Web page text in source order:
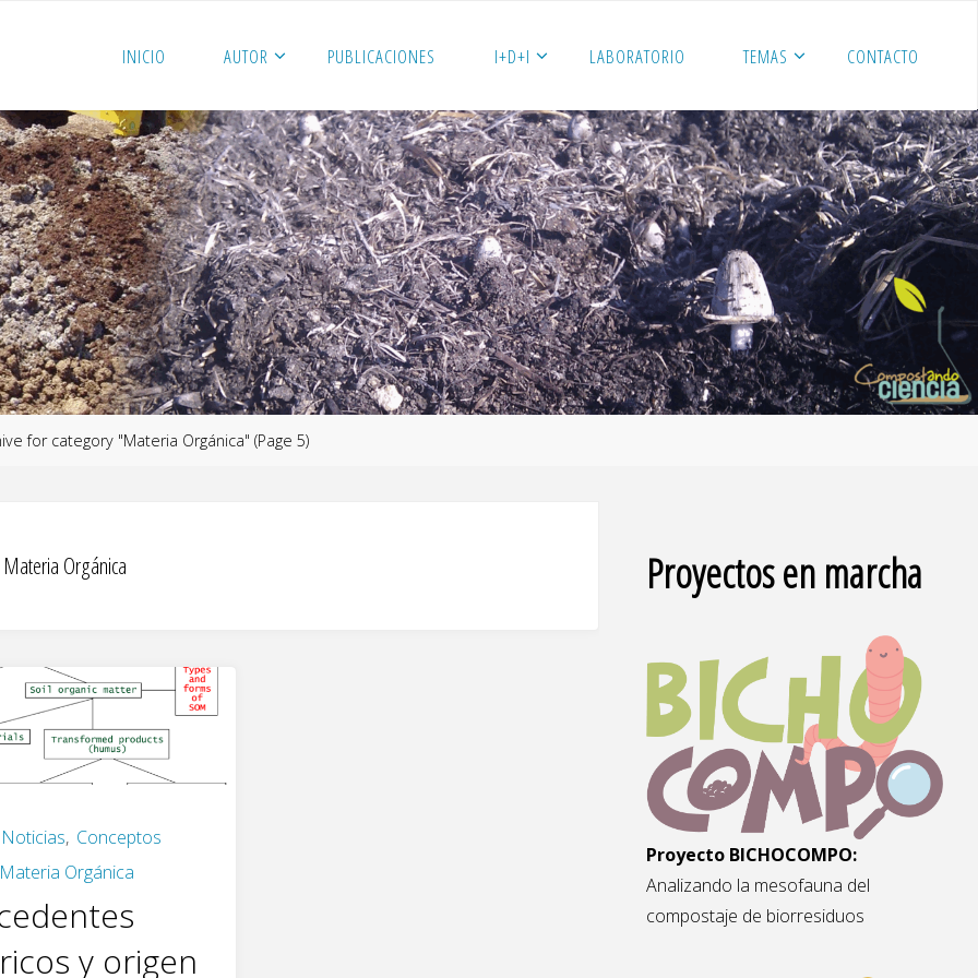
INICIO AUTOR PUBLICACIONES I+D+I LABORATORIO TEMAS CONTACTO
for category "Materia Orgánica" (Page 5)
Materia Orgánica
, Conceptos
Materia Orgánica
y origen
Proyectos en marcha
Proyecto BICHOCOMPO:
Analizando la mesofauna del
compostaje de biorresiduos